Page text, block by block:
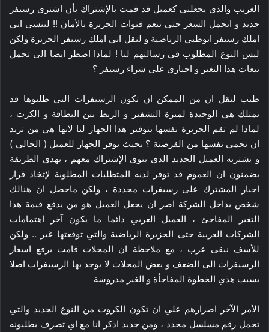
الغريب والذي يجعلني كعميل قد قمت بالإشتراك بأن اشتري رسيفر
جديد و اتحمل السعر حتى تنعم قنوات الجزيرة بالأمان !! لننسى اني
املك رسيفر ابوظبي الرياضية و لنقل اني املك رسيفر الجزيرة ولكن
ليس النوع المطلوب في رسالتهم لنا ! لماذا اضطر ايضا الى تحمل
تبعات هذا التغير و اجباري على شراء رسيفر ؟
طيب لنقل ان من الممكن ان تكون الرسيفرات التي طلبوها قد
تمتلك هي الوحيدة لميزة التشفير و الربط بين البطاقة و الكرت ،
لماذا لم تقم الجزيرة نفسها بتوفير هذا الجهاز لنا لانها هي من تريد
ان تحمي نفسها من القرصنة ؟ بحيث توفر الجهاز للعميل ( الحالي )
و يشتريه العميل الجديد الذي ينوي الإشتراك معهم ، بهذي الطريقة
يضمنون ان العموم قد توفر لديه المتطلبات المطلوبة لإتخاذ قرار
اجبار المشترك على رسيفرات محددة ، ولكن ماحصل ان هنالك
شخص بداخل الشركة اصر ان يجعل العميل هو من يدفع قيمة هذا
التغير المفاجئ ، العميل العربي دائما ما يكون آخر اهتمامات
الشركات العربية حتى الجزيرة الرياضية والتي توقعتها غير .. ولكن
للأسف نبقى عرب ، مع ملاحظة ان المحلات قامت برفع اسعار
الرسيفرات الى الضعف و بعض المحلات لا يوجد بها الرسيفرات اصلا
بسبب هذي الخطوة المفاجأة و الغير مدروسة
الأمر الآخر اصرارهم علي ان تكون الكروت من النوع الجديد والتي
تحمل رقم مسلسل محدد ، ومن جديد اذكر انا مع اي تصرف يطلبونه